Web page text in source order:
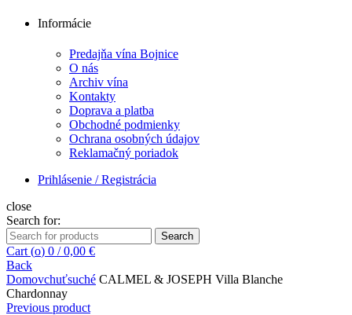
Informácie
Predajňa vína Bojnice
O nás
Archiv vína
Kontakty
Doprava a platba
Obchodné podmienky
Ochrana osobných údajov
Reklamačný poriadok
Prihlásenie / Registrácia
close
Search for:
Search
Cart (o) 0 / 0,00 €
Back
Domovchuťsuché CALMEL & JOSEPH Villa Blanche
Chardonnay
Previous product